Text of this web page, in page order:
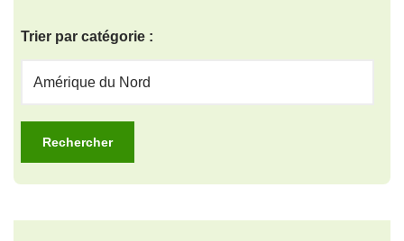
Trier par catégorie :